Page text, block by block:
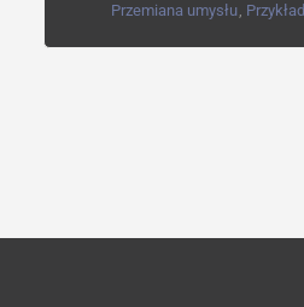
Przemiana umysłu, Przykład